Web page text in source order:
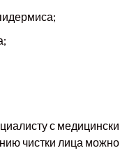
с
чистки лица можно